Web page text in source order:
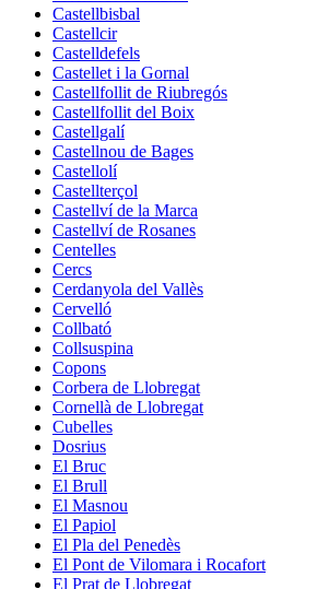
Castellbisbal
Castellcir
Castelldefels
Castellet i la Gornal
Castellfollit de Riubregós
Castellfollit del Boix
Castellgalí
Castellnou de Bages
Castellolí
Castellterçol
Castellví de la Marca
Castellví de Rosanes
Centelles
Cercs
Cerdanyola del Vallès
Cervelló
Collbató
Collsuspina
Copons
Corbera de Llobregat
Cornellà de Llobregat
Cubelles
Dosrius
El Bruc
El Brull
El Masnou
El Papiol
El Pla del Penedès
El Pont de Vilomara i Rocafort
El Prat de Llobregat